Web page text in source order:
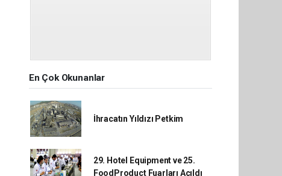
En Çok Okunanlar
İhracatın Yıldızı Petkim
29. Hotel Equipment ve 25.
FoodProduct Fuarları Açıldı